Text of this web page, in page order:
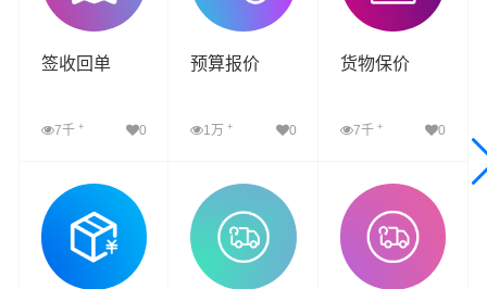
签收回单
7千 + 0
查看详细
预算报价
1万+ 0
查看详细
货物保价
7千 + 0
查看详细